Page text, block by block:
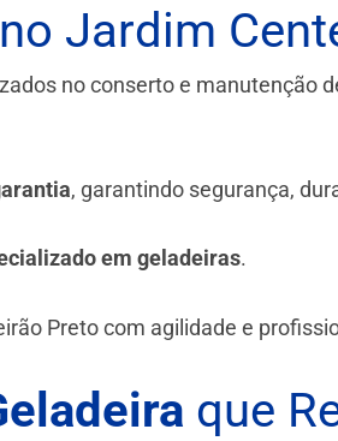
Jardim
no conserto e manutenção
, garantindo segurança,
em geladeiras.
Pretocom agilidade e
que